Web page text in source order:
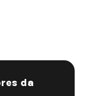
da